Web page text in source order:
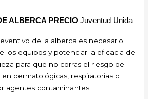
ALBERCA PRECIO Juventud Unida
de la alberca es necesario
los equipos y potenciar la eficacia de
para que no corras el riesgo de
dermatológicas, respiratorias o
agentes contaminantes.